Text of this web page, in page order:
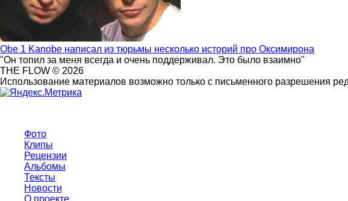
Obe 1 Kanobe написал из тюрьмы несколько историй про Оксимирона
"Он топил за меня всегда и очень поддерживал. Это было взаимно"
THE FLOW © 2026
Использование материалов возможно только с письменного разрешения
Фото
Клипы
Рецензии
Альбомы
Тексты
Новости
О проекте